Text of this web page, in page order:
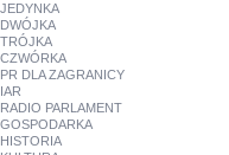
JEDYNKA
DWÓJKA
TRÓJKA
CZWÓRKA
PR DLA ZAGRANICY
IAR
RADIO PARLAMENT
GOSPODARKA
HISTORIA